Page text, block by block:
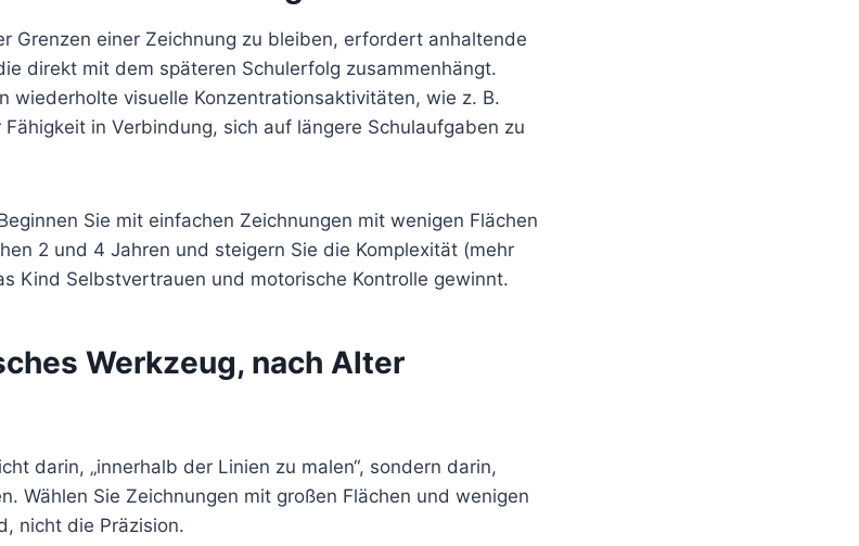
Grenzen einer Zeichnung zu bleiben, erfordert anhaltende
direkt mit dem späteren Schulerfolg zusammenhängt.
wiederholte visuelle Konzentrationsaktivitäten, wie z. B.
in Verbindung, sich auf längere Schulaufgaben zu
Sie mit einfachen Zeichnungen mit wenigen Flächen
2 und 4 Jahren und steigern Sie die Komplexität (mehr
Kind Selbstvertrauen und motorische Kontrolle gewinnt.
Werkzeug, nach Alter
darin, „innerhalb der Linien zu malen“, sondern darin,
Wählen Sie Zeichnungen mit großen Flächen und wenigen
nicht die Präzision.